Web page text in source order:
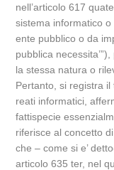
nell’articolo 617
sistema informatico
ente pubblico o da
pubblica
la stessa natura o
Pertanto, si registra
reati informatici,
fattispecie
riferisce al concetto
che – come si e’
articolo 635 ter, nel